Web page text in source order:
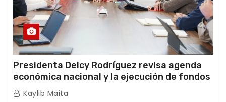
Presidenta Delcy Rodríguez revisa agenda
económica nacional y la ejecución de fondos
de emergencia post-sismos
Kaylib Maita